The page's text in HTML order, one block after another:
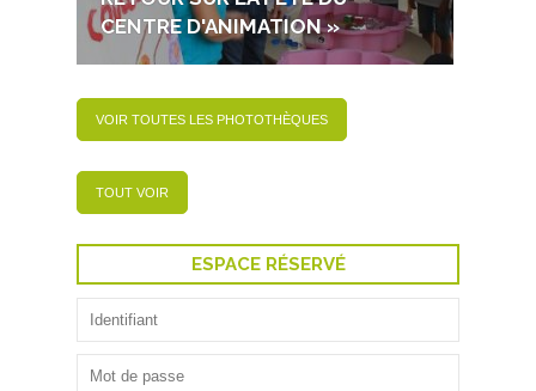
CENTRE D'ANIMATION »
VOIR TOUTES LES PHOTOTHÈQUES
TOUT VOIR
ESPACE RÉSERVÉ